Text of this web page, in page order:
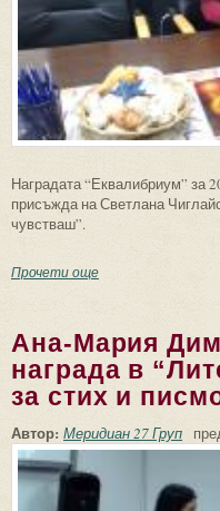
Наградата “Еквалибриум” за
присъжда на Светлана
чувстваш”.
Прочети още
Ана-Мария
награда в
за стих и
Автор: Меридиан 27 Груп